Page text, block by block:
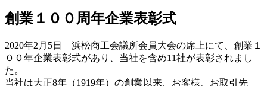
創業１００周年企業表彰式
2020年2月5日 浜松商工会議所会員大会の席上にて、創業１
００年企業表彰式があり、当社を含め11社が表彰されまし
た。
当社は大正8年（1919年）の創業以来、お客様、お取引先